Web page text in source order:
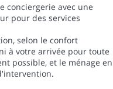
conciergerie avec une
pour des services
selon le confort
à votre arrivée pour toute
possible, et le ménage en